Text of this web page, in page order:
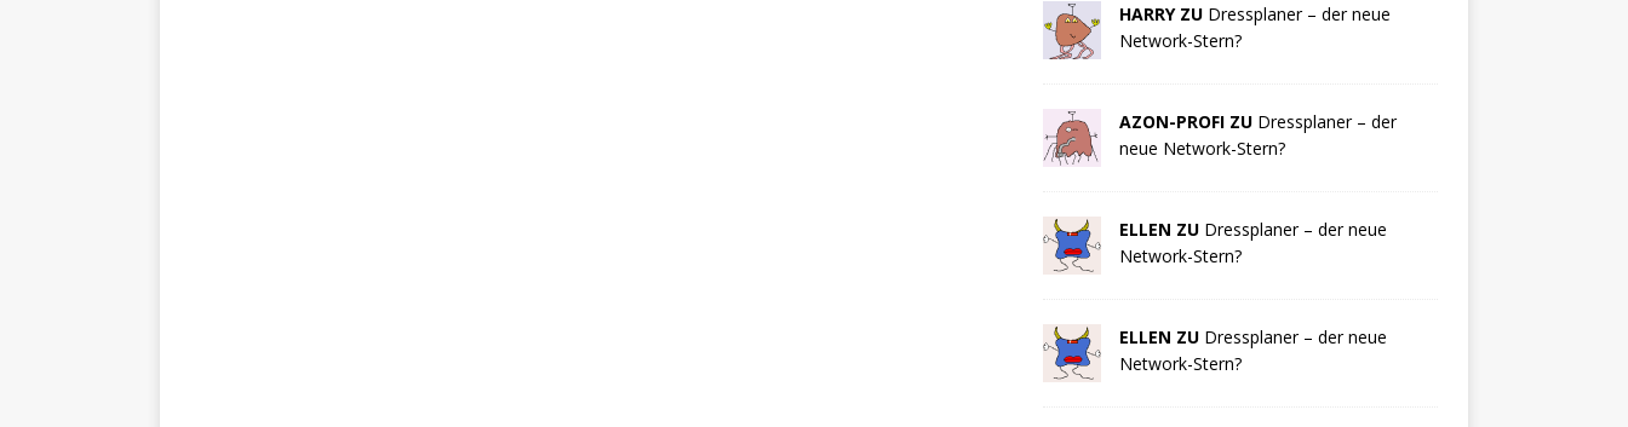
HARRY ZU Dressplaner – der neue
Network-Stern?
AZON-PROFI ZU Dressplaner – der
neue Network-Stern?
ELLEN ZU Dressplaner – der neue
Network-Stern?
ELLEN ZU Dressplaner – der neue
Network-Stern?